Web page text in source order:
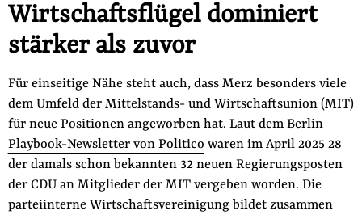
Wirtschaftsflügel dominiert
stärker als zuvor
Für einseitige Nähe steht auch, dass Merz besonders viele
dem Umfeld der Mittelstands- und Wirtschaftsunion (MIT)
für neue Positionen angeworben hat. Laut dem Berlin
Playbook-Newsletter von Politico waren im April 2025 28
der damals schon bekannten 32 neuen Regierungsposten
der CDU an Mitglieder der MIT vergeben worden. Die
parteiinterne Wirtschaftsvereinigung bildet zusammen